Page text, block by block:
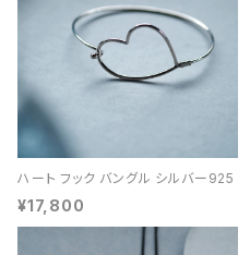
ハート フック バングル シルバー925
¥17,800